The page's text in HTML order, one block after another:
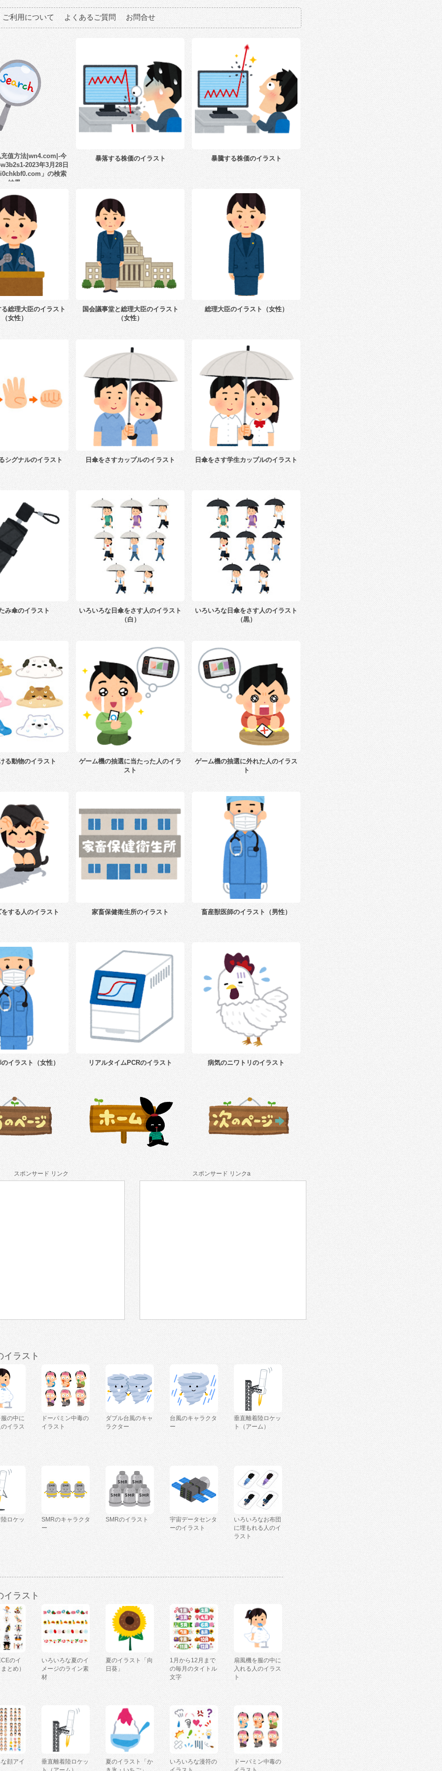
ご利用について よくあるご質問 お問合せ
值方法|wn4.com|-今
2023年3月28日
」の検索
結果
暴落する株価のイラスト 暴騰する株価のイラスト
総理大臣のイラスト
（女性）
国会議事堂と総理大臣のイラスト
（女性）
総理大臣のイラスト（女性）
シグナルのイラスト 日傘をさすカップルのイラスト 日傘をさす学生カップルのイラスト
み傘のイラスト
いろいろな日傘をさす人のイラスト
（白）
いろいろな日傘をさす人のイラスト
（黒）
る動物のイラスト
ゲーム機の抽選に当たった人のイラ
スト
ゲーム機の抽選に外れた人のイラス
ト
する人のイラスト 家畜保健衛生所のイラスト 畜産獣医師のイラスト（男性）
イラスト（女性） リアルタイムPCRのイラスト 病気のニワトリのイラスト
スポンサード リンク スポンサード リンクa
イラスト
の中に
イラス
ドーパミン中毒の
イラスト
ダブル台風のキャ
ラクター
台風のキャラクタ
ー
垂直離着陸ロケッ
ト（アーム）
ロケッ
SMRのキャラクタ
ー
SMRのイラスト
宇宙データセンタ
ーのイラスト
いろいろなお布団
に埋もれる人のイ
ラスト
イラスト
のイ
とめ）
いろいろな夏のイ
メージのライン素
材
夏のイラスト「向
日葵」
1月から12月まで
の毎月のタイトル
文字
扇風機を服の中に
入れる人のイラス
ト
顔アイ
垂直離着陸ロケッ
夏のイラスト「か
いろいろな漫符の
ドーパミン中毒の